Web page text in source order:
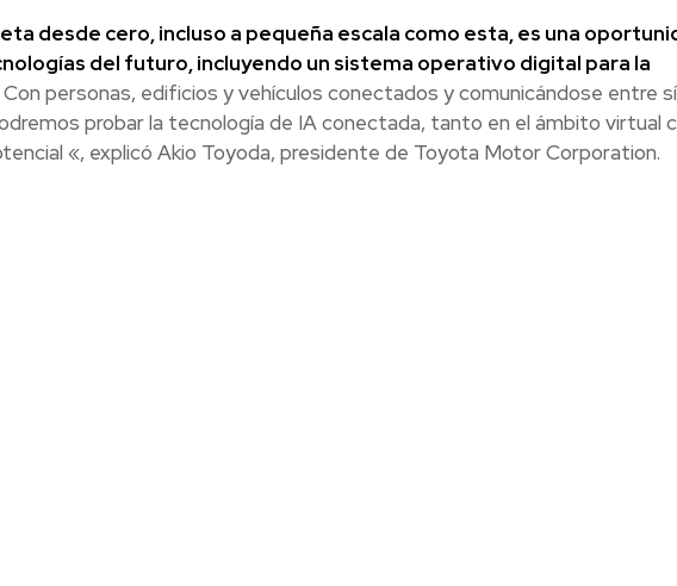
desde cero, incluso a pequeña escala como esta, es una
del futuro, incluyendo un sistema operativo digital para la
Con personas, edificios y vehículos conectados y comunicándose entre
probar la tecnología de IA conectada, tanto en el ámbito virtual
«, explicó Akio Toyoda, presidente de Toyota Motor Corporation.